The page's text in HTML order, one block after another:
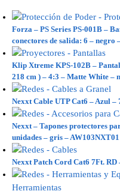
Forza – PS Series PS-001B –
conectores de salida: 6 – negro
Klip Xtreme KPS-102B –
218 cm ) – 4:3 – Matte White –
Nexxt Cable UTP Cat6 – Azul –
Nexxt – Tapones protectores
unidades – gris – AW103NXT01
Nexxt Patch Cord Cat6 7Ft. RD